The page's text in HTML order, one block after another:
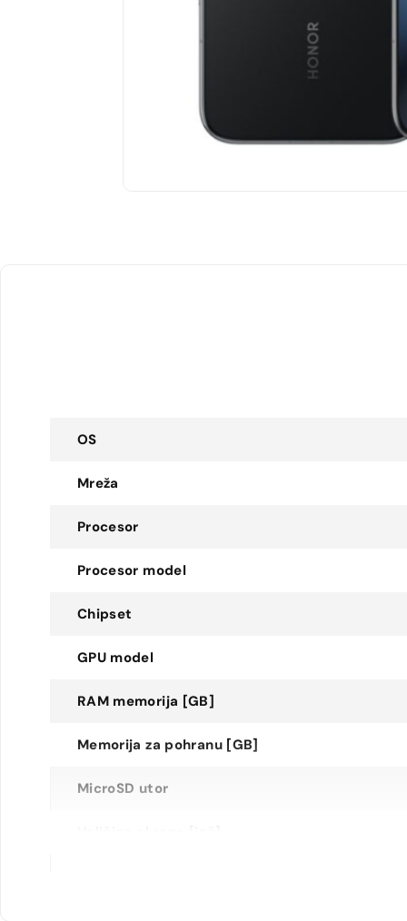
OS
Mreža
Procesor
Procesor model
Chipset
GPU model
RAM memorija [GB]
Memorija za pohranu [GB]
MicroSD utor